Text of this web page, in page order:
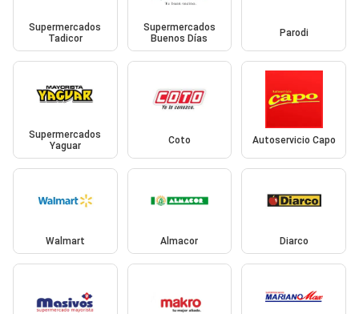
Supermercados
Tadicor
Supermercados
Buenos Días
Parodi
Supermercados
Yaguar
Coto Autoservicio Capo
Walmart Almacor Diarco